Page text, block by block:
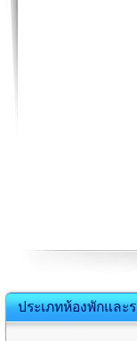
ประเภทห้องพักและ